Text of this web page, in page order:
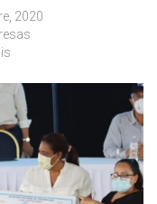
2020